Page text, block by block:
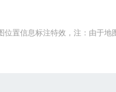
位置信息标注特效，注：由于